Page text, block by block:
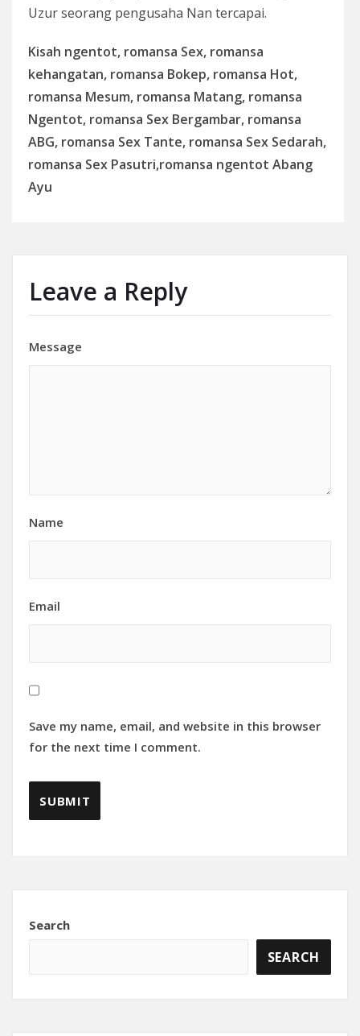
Uzur seorang pengusaha Nan tercapai.
Kisah ngentot, romansa Sex, romansa
kehangatan, romansa Bokep, romansa Hot,
romansa Mesum, romansa Matang, romansa
Ngentot, romansa Sex Bergambar, romansa
ABG, romansa Sex Tante, romansa Sex Sedarah,
romansa Sex Pasutri,romansa ngentot Abang
Ayu
Leave a Reply
Message
Name
Email
Save my name, email, and website in this browser
for the next time I comment.
Search
SEARCH